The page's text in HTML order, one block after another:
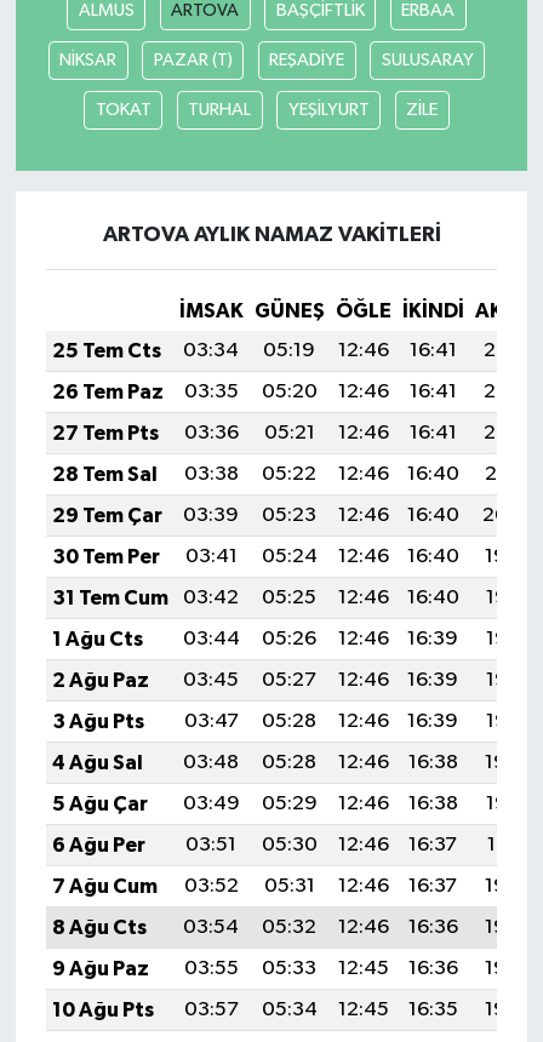
ALMUS ARTOVA BAŞÇİFTLİK ERBAA
NİKSAR PAZAR (T) REŞADİYE SULUSARAY
TOKAT TURHAL YEŞİLYURT ZİLE
ARTOVA AYLIK NAMAZ VAKITLERI
İMSAK GÜNEŞ ÖĞLE İKINDI
25 Tem Cts
03:34 05:19 12:46 16:41
20:03
26 Tem Paz
03:35 05:20 12:46 16:41
20:03
27 Tem Pts
03:36 05:21 12:46 16:41
20:02
28 Tem Sal
03:38 05:22 12:46 16:40
20:01
29 Tem Çar
03:39 05:23 12:46 16:40
20:00
30 Tem Per
03:41 05:24 12:46 16:40
19:59
31 Tem Cum
03:42 05:25 12:46 16:40
19:58
1 Ağu Cts
03:44 05:26 12:46 16:39
19:57
2 Ağu Paz
03:45 05:27 12:46 16:39
19:56
3 Ağu Pts
03:47 05:28 12:46 16:39
19:55
4 Ağu Sal
03:48 05:28 12:46 16:38
19:54
5 Ağu Çar
03:49 05:29 12:46 16:38
19:52
6 Ağu Per
03:51 05:30 12:46 16:37
19:51
7 Ağu Cum
03:52 05:31 12:46 16:37
19:50
8 Ağu Cts
03:54 05:32 12:46 16:36
19:49
9 Ağu Paz
03:55 05:33 12:45 16:36
19:48
10 Ağu Pts
03:57 05:34 12:45 16:35
19:46